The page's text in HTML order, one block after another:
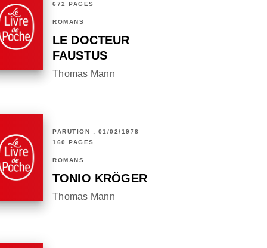
672 PAGES
ROMANS
LE DOCTEUR
FAUSTUS
Thomas Mann
PARUTION : 01/02/1978
160 PAGES
ROMANS
TONIO KRÖGER
Thomas Mann